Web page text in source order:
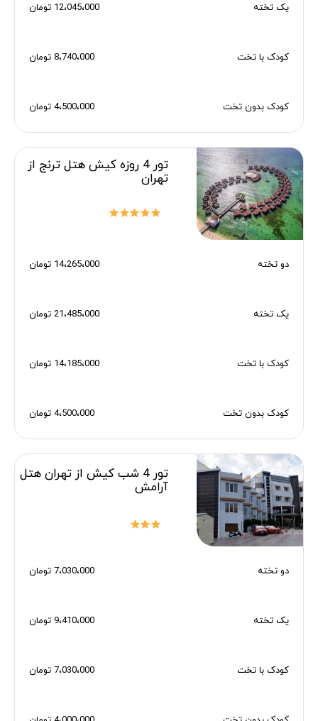
یک تخته 12،045،000 تومان
کودک با تخت 8،740،000 تومان
کودک بدون تخت 4،500،000 تومان
تور 4 روزه کیش هتل ترنج از
تهران
دو تخته 14،265،000 تومان
یک تخته 21،485،000 تومان
کودک با تخت 14،185،000 تومان
کودک بدون تخت 4،500،000 تومان
تور 4 شب کیش از تهران هتل
آرامش
دو تخته 7،030،000 تومان
یک تخته 9،410،000 تومان
کودک با تخت 7،030،000 تومان